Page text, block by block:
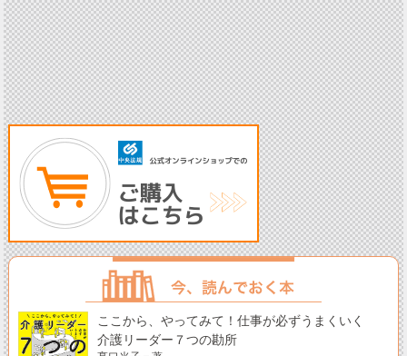
ここから、やってみて！仕事が必ずうまくいく
介護リーダー７つの勘所